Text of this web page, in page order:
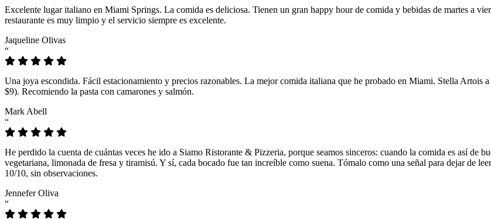
Excelente lugar italiano en Miami Springs. La comida es deliciosa. Tienen un gran happy hour de comida y bebidas de martes a
restaurante es muy limpio y el servicio siempre es excelente.
Jaqueline Olivas
“
Una joya escondida. Fácil estacionamiento y precios razonables. La mejor comida italiana que he probado en Miami. Stella
$9). Recomiendo la pasta con camarones y salmón.
Mark Abell
“
He perdido la cuenta de cuántas veces he ido a Siamo Ristorante & Pizzeria, porque seamos sinceros: cuando la comida es así de
vegetariana, limonada de fresa y tiramisú. Y sí, cada bocado fue tan increíble como suena. Tómalo como una señal para dejar de
10/10, sin observaciones.
Jennefer Oliva
“